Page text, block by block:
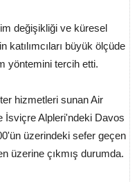
değişikliği ve küresel
katılımcıları büyük ölçüde
yöntemini tercih etti.
hizmetleri sunan Air
İsviçre Alpleri'ndeki Davos
üzerindeki sefer geçen
üzerine çıkmış durumda.